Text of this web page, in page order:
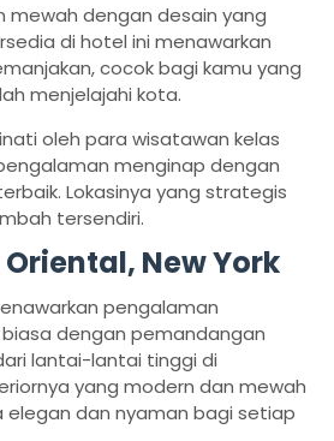
mewah dengan desain yang
di hotel ini menawarkan
cocok bagi kamu yang
menjelajahi kota.
oleh para wisatawan kelas
menginap dengan
Lokasinya yang strategis
tersendiri.
New York
pengalaman
dengan pemandangan
lantai-lantai tinggi di
yang modern dan mewah
elegan dan nyaman bagi setiap